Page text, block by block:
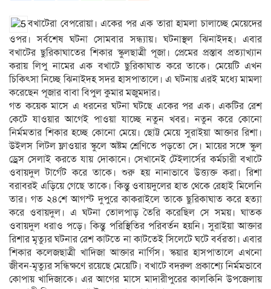
বখাটেরা বেপরোয়া। একের পর এক তারা হামলা চালাচ্ছে মেয়েদের
ওপর। সর্বশেষ ঘটনা সোমবার সন্ধ্যায়। ঘটনাস্থল ঝিনাইদহ। এবার
বখাটের ছুরিকাঘাতের শিকার স্কুলছাত্রী পূজা। প্রেমের প্রস্তাব প্রত্যাখ্যান
করায় লিপু নামের এক বখাটে ছুরিকাঘাত করে তাকে। মেয়েটি এখন
চিকিৎসা নিচ্ছে ঝিনাইদহ সদর হাসপাতালে। এ ঘটনায় এরই মধ্যে মামলা
করেছেন পূজার বাবা বিপুল কুমার মজুমদার।
গত কয়েক মাসে এ ধরনের ঘটনা ঘটছে একের পর এক। একটির রেশ
কেটে যাওয়ার আগেই পাওয়া যাচ্ছে নতুন খবর। নতুন করে কোনো
নির্মমতার শিকার হচ্ছে কোনো মেয়ে। ছোট্ট মেয়ে সুরাইয়া আক্তার রিশা।
উইলস লিটল ফ্লাওয়ার স্কুলে অষ্টম শ্রেণিতে পড়তো সে। মায়ের সঙ্গে স্কুল
ড্রেস সেলাই করতে যায় দোকানে। সেখানেই টেইলার্সের কর্মচারী বখাটে
ওবায়দুল টার্গেট করে তাকে। শুরু হয় নানাভাবে উত্ত্যক্ত করা। রিশা
বরাবরই এড়িয়ে গেছে তাকে। কিন্তু ওবায়দুলের হাত থেকে রেহাই মিলেনি
তার। গত ২৪শে আগস্ট দুপুরে কাকরাইলে তাকে ছুরিকাঘাত করে হত্যা
করে ওবায়দুল। এ ঘটনা তোলপাড় তৈরি করেছিল সে সময়। ঘাতক
ওবায়দুল ধরাও পড়ে। কিন্তু পরিস্থিতির পরিবর্তন হয়নি। সুরাইয়া আক্তার
রিশার মৃত্যুর ঘটনার রেশ কাটতে না কাটতেই সিলেটে ঘটে বর্বরতা। এবার
শিকার কলেজছাত্রী খাদিজা আক্তার নার্গিস। স্কয়ার হাসপাতালে এখনো
জীবন-মৃত্যুর সন্ধিক্ষণে রয়েছে মেয়েটি। বখাটে বদরুল প্রকাশ্যে নির্মমভাবে
কোপায় খাদিজাকে। এর আগের মাসে মাদারীপুরের কালকিনি উপজেলায়